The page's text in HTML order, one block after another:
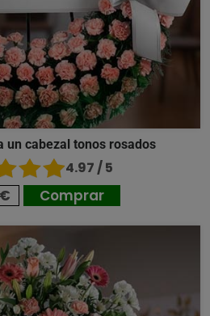
un cabezal tonos rosados
4.97 / 5
Comprar